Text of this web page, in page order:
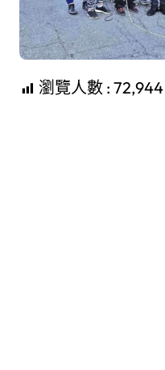
瀏覽人數 : 72,944